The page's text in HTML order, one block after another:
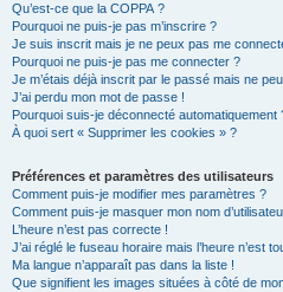
Qu’est-ce que la COPPA ?
Pourquoi ne puis-je pas m’inscrire ?
Je suis inscrit mais je ne peux pas me
Pourquoi ne puis-je pas me connecter ?
Je m’étais déjà inscrit par le passé mais ne
J’ai perdu mon mot de passe !
Pourquoi suis-je déconnecté automatiquement
À quoi sert « Supprimer les cookies » ?
Préférences et paramètres des utilisateurs
Comment puis-je modifier mes paramètres ?
Comment puis-je masquer mon nom
L’heure n’est pas correcte !
J’ai réglé le fuseau horaire mais l’heure n’est
Ma langue n’apparaît pas dans la liste !
Que signifient les images situées à côté de